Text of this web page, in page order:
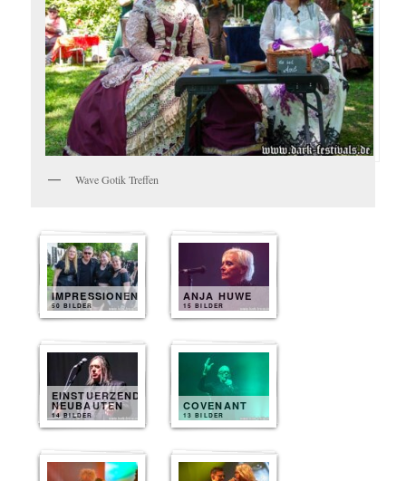
Wave Gotik Treffen
IMPRESSIONEN
50 BILDER
ANJA HUWE
15 BILDER
EINSTUERZENDE
NEUBAUTEN
14 BILDER
COVENANT
13 BILDER